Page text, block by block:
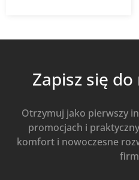
Zapisz się
Otrzymuj jako pierwszy
promocjach i
komfort i nowoczesne